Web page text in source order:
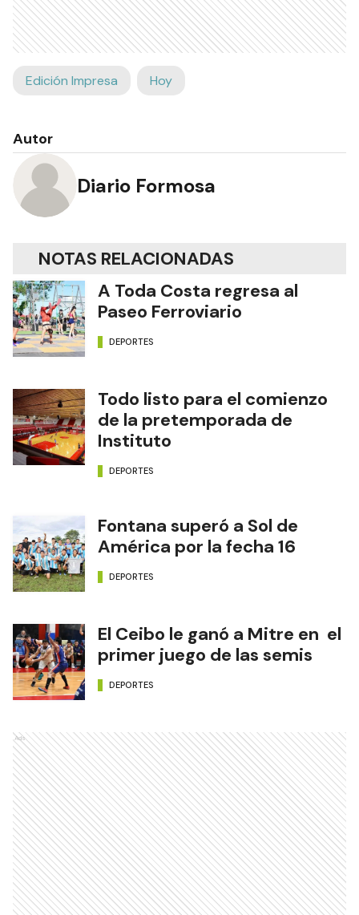
Edición Impresa Hoy
Autor
Diario Formosa
NOTAS RELACIONADAS
A Toda Costa regresa al
Paseo Ferroviario
DEPORTES
Todo listo para el comienzo
de la pretemporada de
Instituto
DEPORTES
Fontana superó a Sol de
América por la fecha 16
DEPORTES
El Ceibo le ganó a Mitre en el
primer juego de las semis
DEPORTES
Ads